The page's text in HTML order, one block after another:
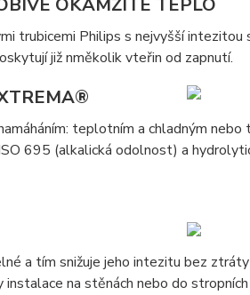
OKAMŽITÉ TEPLO
trubicemi Philips s nejvyšší
již nměkolik vteřin od zapnutí.
teplotním a chladným
695 (alkalická odolnost) a
a tím snižuje jeho intezitu bez
na stěnách nebo do